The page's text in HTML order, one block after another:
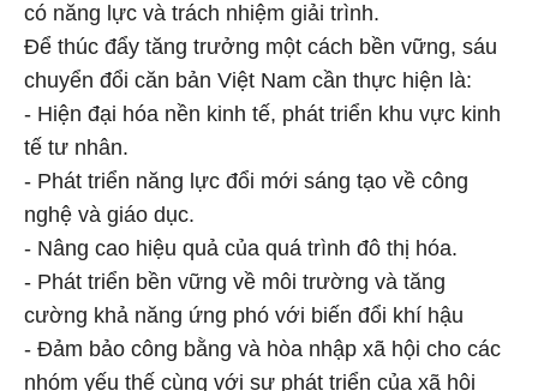
có năng lực và trách nhiệm giải trình.
Để thúc đẩy tăng trưởng một cách bền vững, sáu
chuyển đổi căn bản Việt Nam cần thực hiện là:
- Hiện đại hóa nền kinh tế, phát triển khu vực kinh
tế tư nhân.
- Phát triển năng lực đổi mới sáng tạo về công
nghệ và giáo dục.
- Nâng cao hiệu quả của quá trình đô thị hóa.
- Phát triển bền vững về môi trường và tăng
cường khả năng ứng phó với biến đổi khí hậu
- Đảm bảo công bằng và hòa nhập xã hội cho các
nhóm yếu thế cùng với sự phát triển của xã hội